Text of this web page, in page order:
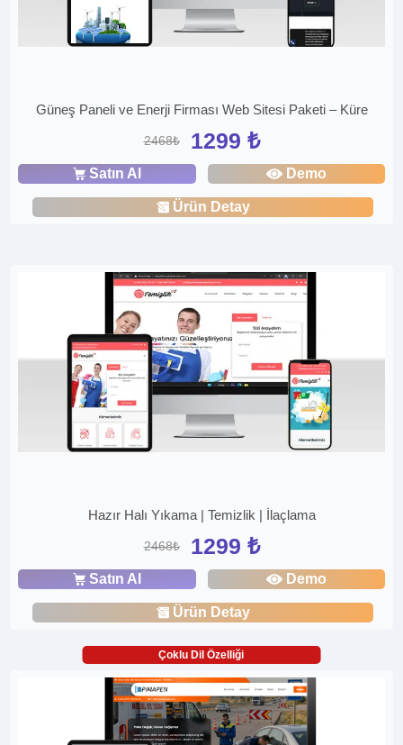
Güneş Paneli ve Enerji Firması Web Sitesi Paketi – Küre
2468₺ 1299 ₺
Satın Al Demo
Ürün Detay
Hazır Halı Yıkama | Temizlik | İlaçlama
2468₺ 1299 ₺
Satın Al Demo
Ürün Detay
Çoklu Dil Özelliği